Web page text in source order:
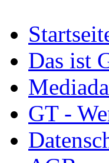
Das ist
GT -